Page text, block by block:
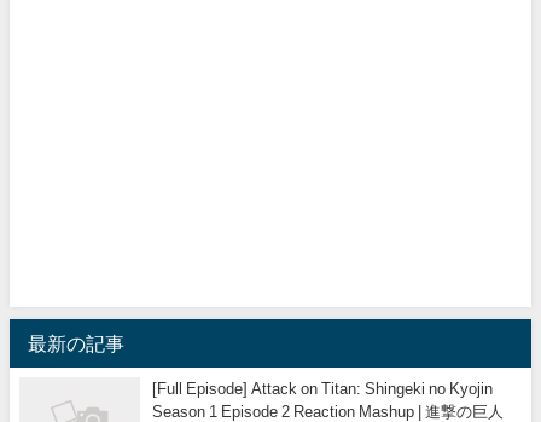
最新の記事
[Full Episode] Attack on Titan: Shingeki no Kyojin
Season 1 Episode 2 Reaction Mashup | 進撃の巨人